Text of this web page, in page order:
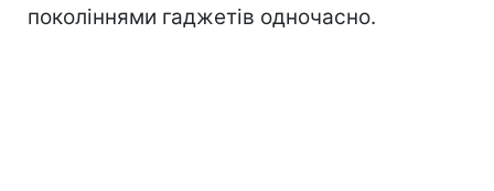
поколіннями гаджетів одночасно.